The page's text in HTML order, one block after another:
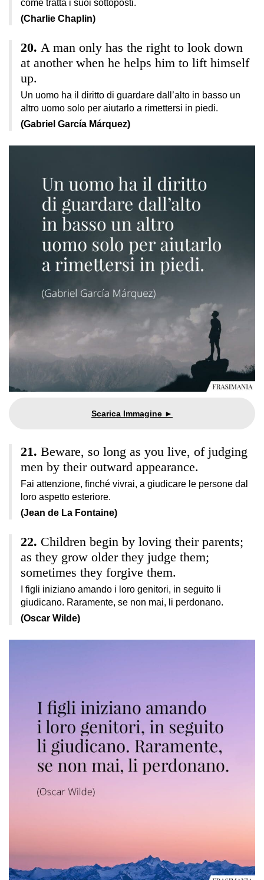
come tratta i suoi sottoposti.
(Charlie Chaplin)
A man only has the right to look down
at another when he helps him to lift himself
up.
Un uomo ha il diritto di guardare dall’alto in basso un
altro uomo solo per aiutarlo a rimettersi in piedi.
(Gabriel García Márquez)
Beware, so long as you live, of judging
men by their outward appearance.
Fai attenzione, finché vivrai, a giudicare le persone dal
loro aspetto esteriore.
(Jean de La Fontaine)
Children begin by loving their parents;
as they grow older they judge them;
sometimes they forgive them.
I figli iniziano amando i loro genitori, in seguito li
giudicano. Raramente, se non mai, li perdonano.
(Oscar Wilde)